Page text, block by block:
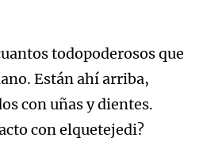
todopoderosos que
Están ahí arriba,
con uñas y dientes.
con elquetejedi?